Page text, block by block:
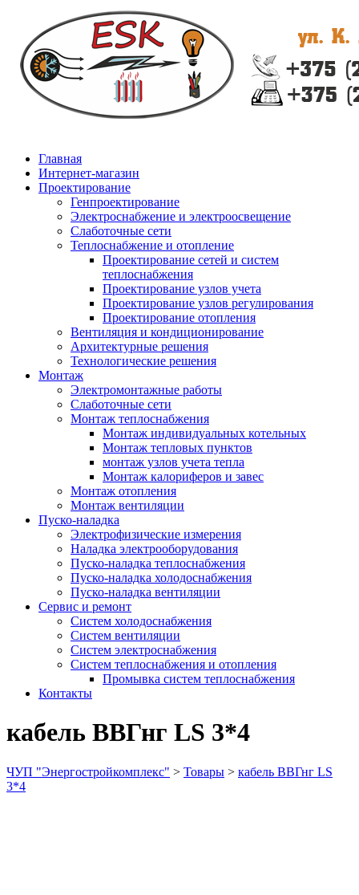
Главная
Интернет-магазин
Проектирование
Генпроектирование
Электроснабжение и электроосвещение
Слаботочные сети
Теплоснабжение и отопление
Проектирование сетей и систем
теплоснабжения
Проектирование узлов учета
Проектирование узлов регулирования
Проектирование отопления
Вентиляция и кондиционирование
Архитектурные решения
Технологические решения
Монтаж
Электромонтажные работы
Слаботочные сети
Монтаж теплоснабжения
Монтаж индивидуальных котельных
Монтаж тепловых пунктов
монтаж узлов учета тепла
Монтаж калориферов и завес
Монтаж отопления
Монтаж вентиляции
Пуско-наладка
Электрофизические измерения
Наладка электрооборудования
Пуско-наладка теплоснабжения
Пуско-наладка холодоснабжения
Пуско-наладка вентиляции
Сервис и ремонт
Систем холодоснабжения
Систем вентиляции
Систем электроснабжения
Систем теплоснабжения и отопления
Промывка систем теплоснабжения
Контакты
кабель ВВГнг LS 3*4
ЧУП "Энергостройкомплекс" > Товары > кабель ВВГнг LS
3*4